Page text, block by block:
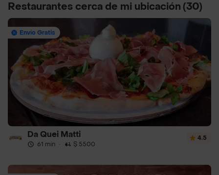
Restaurantes cerca de mi ubicación (30)
Envío Gratis
Da Quei Matti
61 min · $ 5500
4.5